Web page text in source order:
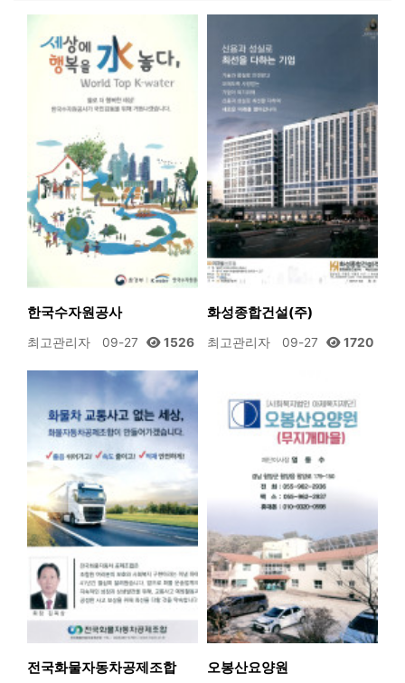
한국수자원공사
최고관리자 09-27 1526
화성종합건설(주)
최고관리자 09-27 1720
전국화물자동차공제조합 오봉산요양원